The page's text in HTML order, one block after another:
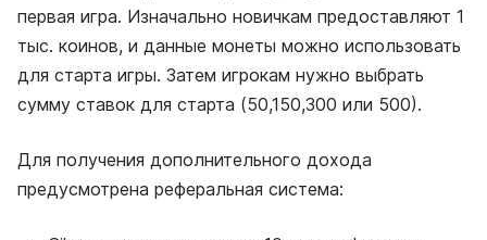
первая игра. Изначально новичкам предоставляют 1
тыс. коинов, и данные монеты можно использовать
для старта игры. Затем игрокам нужно выбрать
сумму ставок для старта (50,150,300 или 500).
Для получения дополнительного дохода
предусмотрена реферальная система: